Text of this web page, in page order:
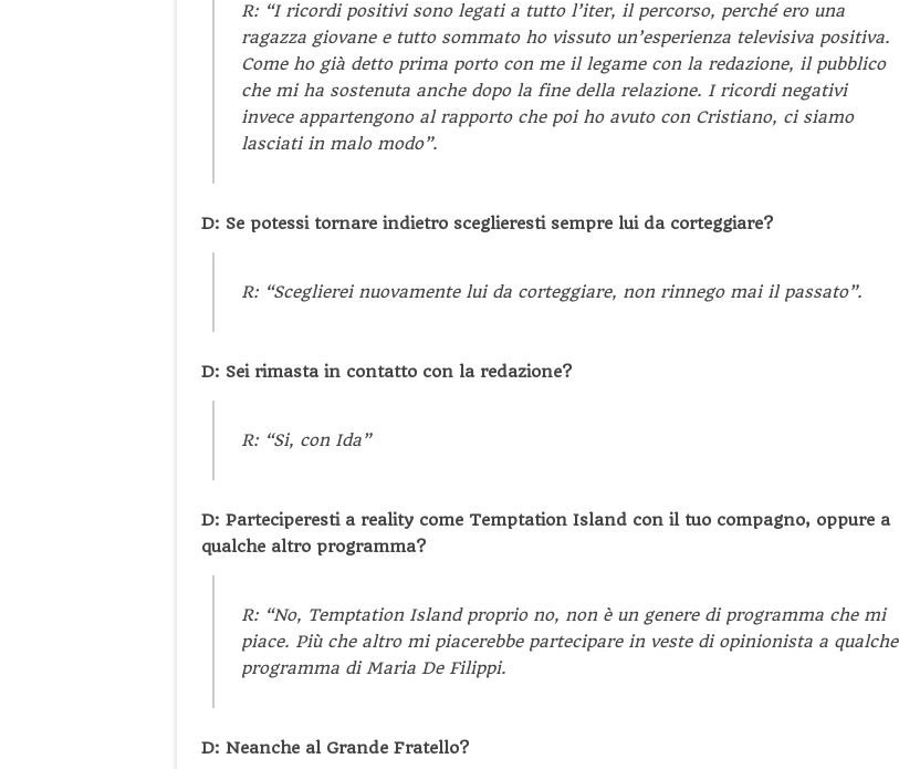
R: “I ricordi positivi sono legati a tutto l’iter, il percorso, perché ero una
ragazza giovane e tutto sommato ho vissuto un’esperienza televisiva positiva.
Come ho già detto prima porto con me il legame con la redazione, il pubblico
che mi ha sostenuta anche dopo la fine della relazione. I ricordi negativi
invece appartengono al rapporto che poi ho avuto con Cristiano, ci siamo
lasciati in malo modo”.
D: Se potessi tornare indietro sceglieresti sempre lui da corteggiare?
R: “Sceglierei nuovamente lui da corteggiare, non rinnego mai il passato”.
D: Sei rimasta in contatto con la redazione?
R: “Si, con Ida”
D: Parteciperesti a reality come Temptation Island con il tuo compagno, oppure a
qualche altro programma?
R: “No, Temptation Island proprio no, non è un genere di programma che mi
piace. Più che altro mi piacerebbe partecipare in veste di opinionista a qualche
programma di Maria De Filippi.
D: Neanche al Grande Fratello?